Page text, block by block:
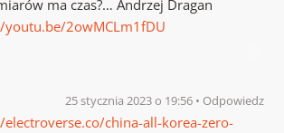
ma czas?… Andrzej Dragan
2owMCLm1fDU
25 stycznia 2023 o 19:56 Odpowiedz
china-all-korea-zero-